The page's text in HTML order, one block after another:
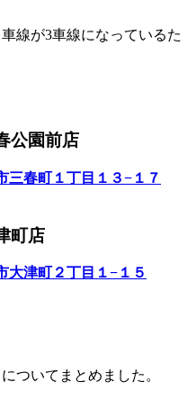
線が3車線になっているた
公園前店
三春町１丁目１３−１７
町店
大津町２丁目１−１５
ついてまとめました。